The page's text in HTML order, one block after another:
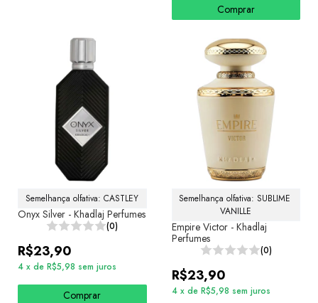
Comprar
Semelhança olfativa: CASTLEY
Onyx Silver - Khadlaj Perfumes
(0)
R$23,90
4 x de R$5,98 sem juros
Comprar
Semelhança olfativa: SUBLIME
VANILLE
Empire Victor - Khadlaj
Perfumes
(0)
R$23,90
4 x de R$5,98 sem juros